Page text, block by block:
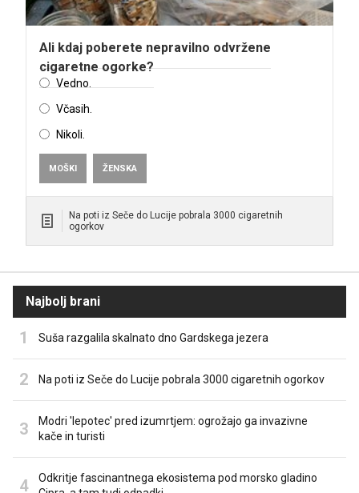
Ali kdaj poberete nepravilno odvržene
cigaretne ogorke?
Vedno.
Včasih.
Nikoli.
MOŠKI ŽENSKA
Na poti iz Seče do Lucije pobrala 3000 cigaretnih
ogorkov
Najbolj brani
Suša razgalila skalnato dno Gardskega jezera
Na poti iz Seče do Lucije pobrala 3000 cigaretnih ogorkov
Modri 'lepotec' pred izumrtjem: ogrožajo ga invazivne
kače in turisti
Odkritje fascinantnega ekosistema pod morsko gladino